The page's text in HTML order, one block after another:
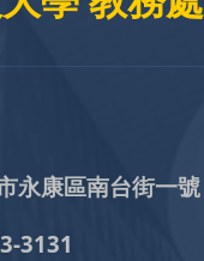
永康區南台街一號
3131